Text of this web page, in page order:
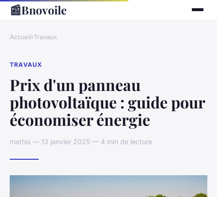
📰Bnovoile
Accueil›Travaux
TRAVAUX
Prix d'un panneau
photovoltaïque : guide pour
économiser énergie
mathis — 13 janvier 2025 — 4 min de lecture